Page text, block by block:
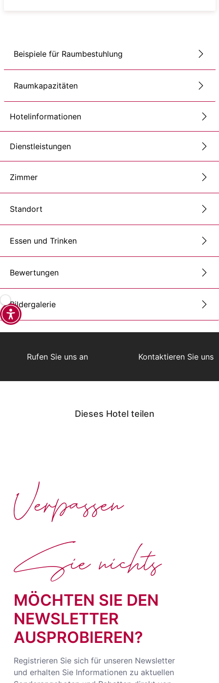
Beispiele für Raumbestuhlung
Raumkapazitäten
Hotelinformationen
Dienstleistungen
Zimmer
Standort
Essen und Trinken
Bewertungen
Bildergalerie
Rufen Sie uns an Kontaktieren Sie uns
Dieses Hotel teilen
MÖCHTEN SIE DEN
NEWSLETTER
AUSPROBIEREN?
Registrieren Sie sich für unseren Newsletter
und erhalten Sie Informationen zu aktuellen
Verpassen
Sie nichts